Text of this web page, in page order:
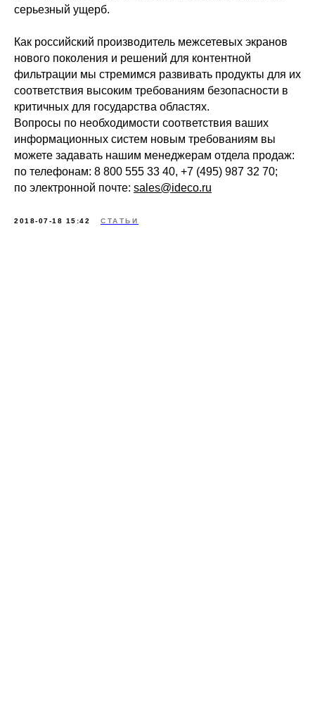
серьезный ущерб.
Как российский производитель межсетевых экранов
нового поколения и решений для контентной
фильтрации мы стремимся развивать продукты для их
соответствия высоким требованиям безопасности в
критичных для государства областях.
Вопросы по необходимости соответствия ваших
информационных систем новым требованиям вы
можете задавать нашим менеджерам отдела продаж:
по телефонам: 8 800 555 33 40, +7 (495) 987 32 70;
по электронной почте: sales@ideco.ru
2018-07-18 15:42 СТАТЬИ
+7 (800) 555-33-40
expert@ideco.ru
Внедрения
интегратора
Авторизованные центры
Ideco NGFW Novum
Сертификация ФСТЭК
Прошлые ревизии ПАК
620 066, Россия, г. Екатеринбург,
ул. Кулибина, 2
ИНН 6670208848
при поддержке Фонда